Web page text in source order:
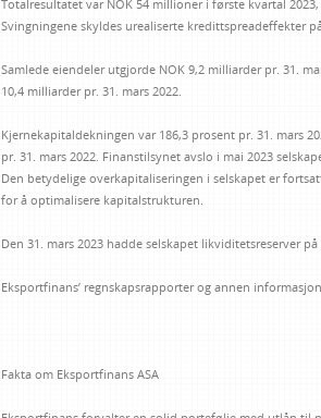
Totalresultatet var NOK 54 millioner i første kvartal
Svingningene skyldes urealiserte kredittspreadeffekter
Samlede eiendeler utgjorde NOK 9,2 milliarder pr. 31.
10,4 milliarder pr. 31. mars 2022.
Kjernekapitaldekningen var 186,3 prosent pr. 31. mars
pr. 31. mars 2022. Finanstilsynet avslo i mai 2023
Den betydelige overkapitaliseringen i selskapet er
for å optimalisere kapitalstrukturen.
Den 31. mars 2023 hadde selskapet likviditetsreserver
Eksportfinans’ regnskapsrapporter og annen
Fakta om Eksportfinans ASA